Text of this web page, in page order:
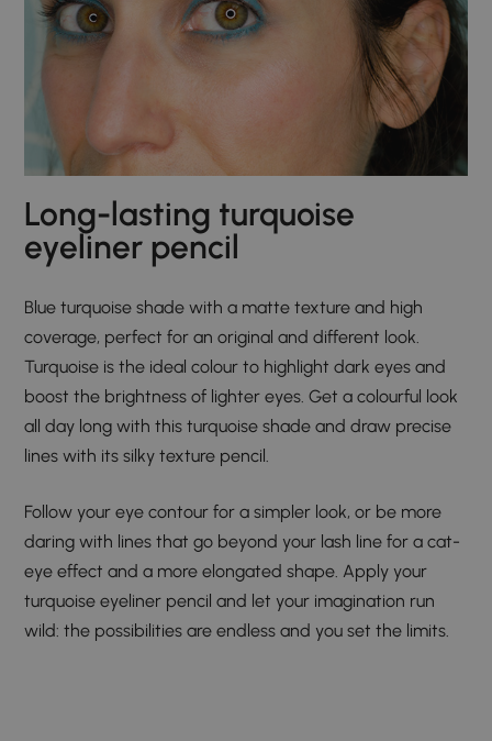
Long-lasting turquoise
eyeliner pencil
Blue turquoise shade with a matte texture and high
coverage, perfect for an original and different look.
Turquoise is the ideal colour to highlight dark eyes and
boost the brightness of lighter eyes. Get a colourful look
all day long with this turquoise shade and draw precise
lines with its silky texture pencil.
Follow your eye contour for a simpler look, or be more
daring with lines that go beyond your lash line for a cat-
eye effect and a more elongated shape. Apply your
turquoise eyeliner pencil and let your imagination run
wild: the possibilities are endless and you set the limits.